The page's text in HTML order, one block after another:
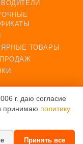
г. даю согласие
принимаю политику
Принять все
ТОВАРЫ